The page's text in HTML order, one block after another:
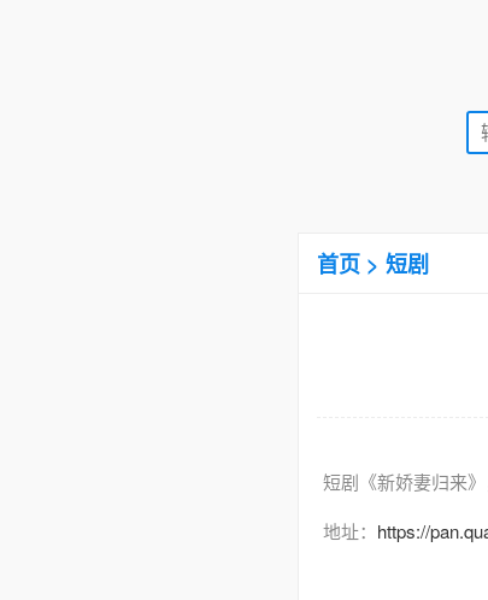
首页 > 短剧
短剧《新娇妻归来》
地址： https://